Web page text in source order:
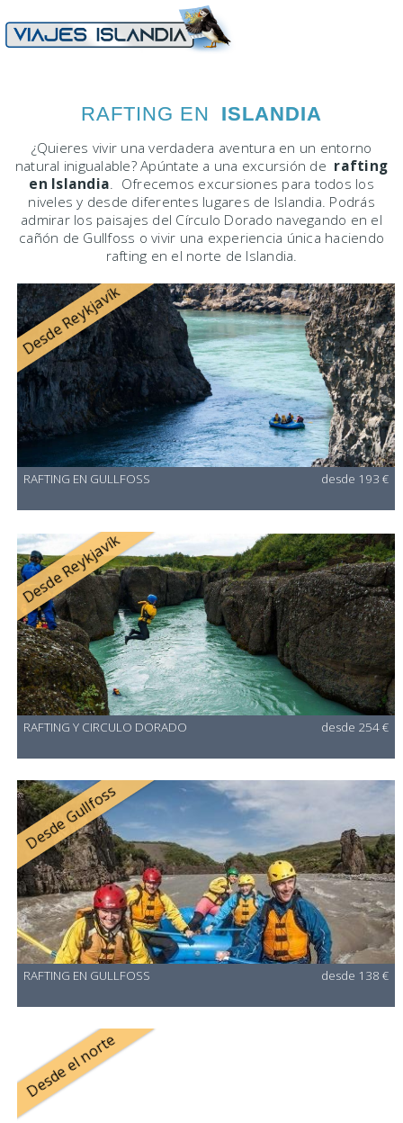
RAFTING EN ISLANDIA
¿Quieres vivir una verdadera aventura en un entorno
natural inigualable? Apúntate a una excursión de rafting
en Islandia. Ofrecemos excursiones para todos los
niveles y desde diferentes lugares de lslandia. Podrás
admirar los paisajes del Círculo Dorado navegando en el
cañón de Gullfoss o vivir una experiencia única haciendo
rafting en el norte de Islandia.
Desde Reykjavík
RAFTING EN GULLFOSS desde 193 €
Desde Reykjavík
RAFTING Y CIRCULO DORADO desde 254 €
Desde Gullfoss
RAFTING EN GULLFOSS desde 138 €
Desde el norte